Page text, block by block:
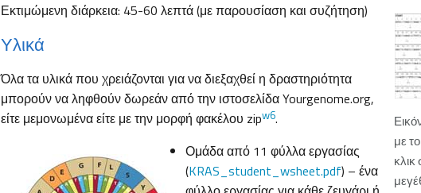
με το
κλικ
Εκτιμώμενη διάρκεια: 45-60 λεπτά (με παρουσίαση και συζήτηση)
Υλικά
Όλα τα υλικά που χρειάζονται για να διεξαχθεί η δραστηριότητα
μπορούν να ληφθούν δωρεάν από την ιστοσελίδα Yourgenome.org,
είτε μεμονωμένα είτε με την μορφή φακέλου zipw6.
Ομάδα από 11 φύλλα εργασίας
(KRAS_student_wsheet.pdf) – ένα